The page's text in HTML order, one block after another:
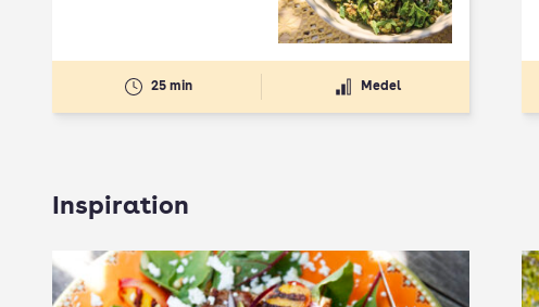
25 min Medel
Inspiration